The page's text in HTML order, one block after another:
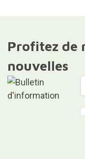
Profitez de
nouvelles